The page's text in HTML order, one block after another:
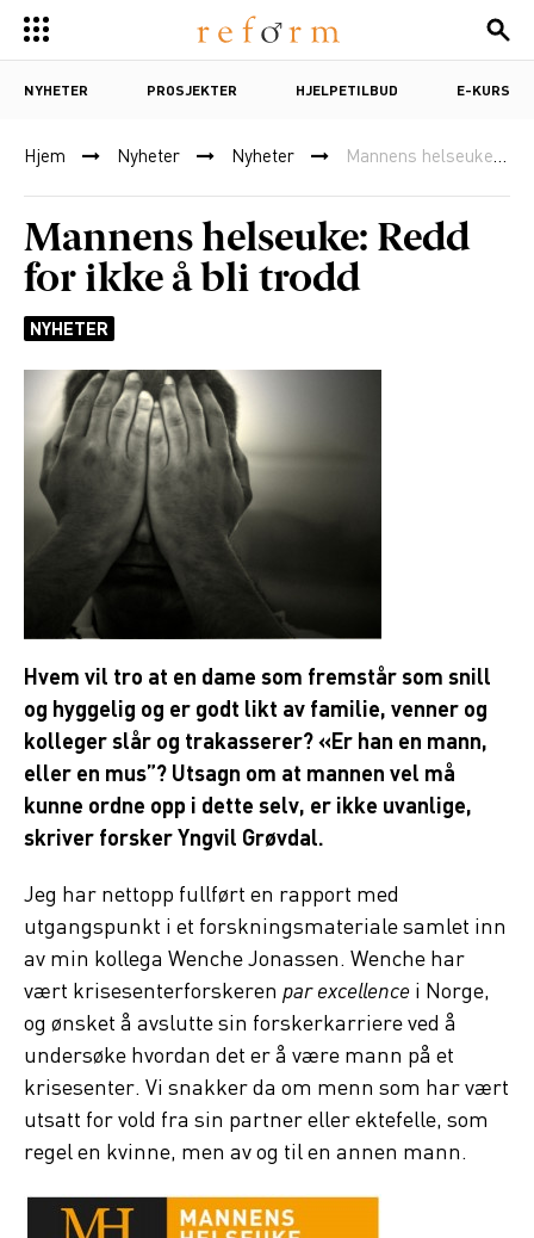
NYHETER PROSJEKTER HJELPETILBUD E-KURS
Hjem Nyheter Nyheter Mannens helseuke: Redd for ikke å bli trodd
Mannens helseuke: Redd
for ikke å bli trodd
NYHETER
Hvem vil tro at en dame som fremstår som snill
og hyggelig og er godt likt av familie, venner og
kolleger slår og trakasserer? «Er han en mann,
eller en mus”? Utsagn om at mannen vel må
kunne ordne opp i dette selv, er ikke uvanlige,
skriver forsker Yngvil Grøvdal.
Jeg har nettopp fullført en rapport med
utgangspunkt i et forskningsmateriale samlet inn
av min kollega Wenche Jonassen. Wenche har
vært krisesenterforskeren par excellencei Norge,
og ønsket å avslutte sin forskerkarriere ved å
undersøke hvordan det er å være mann på et
krisesenter. Vi snakker da om menn som har vært
utsatt for vold fra sin partner eller ektefelle, som
regel en kvinne, men av og til en annen mann.